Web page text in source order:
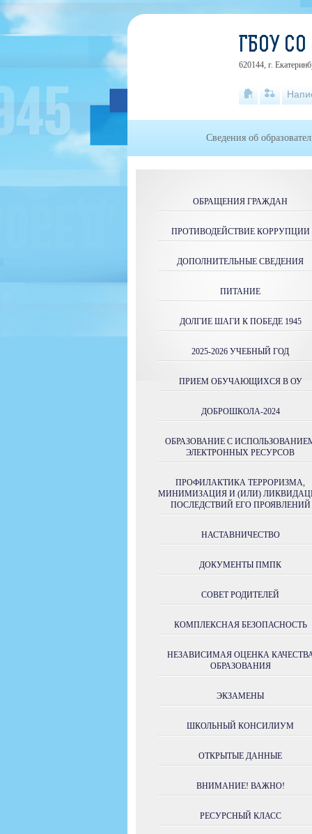
ОБРАЩЕНИЯ ГРАЖДАН
ПРОТИВОДЕЙСТВИЕ КОРРУПЦИИ
ДОПОЛНИТЕЛЬНЫЕ СВЕДЕНИЯ
ПИТАНИЕ
ДОЛГИЕ ШАГИ К ПОБЕДЕ 1945
2025-2026 УЧЕБНЫЙ ГОД
ПРИЕМ ОБУЧАЮЩИХСЯ В ОУ
ДОБРОШКОЛА-2024
ОБРАЗОВАНИЕ С
ЭЛЕКТРОННЫХ РЕСУРСОВ
ПРОФИЛАКТИКА ТЕРРОРИЗМА,
МИНИМИЗАЦИЯ И (ИЛИ)
ПОСЛЕДСТВИЙ ЕГО ПРОЯВЛЕНИЙ
НАСТАВНИЧЕСТВО
ДОКУМЕНТЫ ПМПК
СОВЕТ РОДИТЕЛЕЙ
КОМПЛЕКСНАЯ БЕЗОПАСНОСТЬ
НЕЗАВИСИМАЯ ОЦЕНКА
ОБРАЗОВАНИЯ
ЭКЗАМЕНЫ
ШКОЛЬНЫЙ КОНСИЛИУМ
ОТКРЫТЫЕ ДАННЫЕ
ВНИМАНИЕ! ВАЖНО!
РЕСУРСНЫЙ КЛАСС
ГБОУ
620144, г.
Сведения об